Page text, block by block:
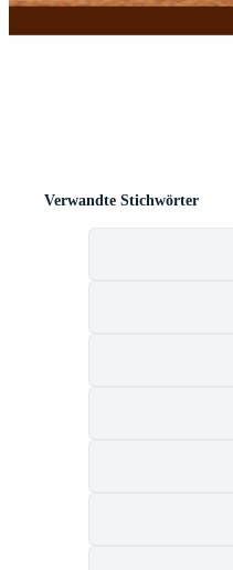
Verwandte Stichwörter